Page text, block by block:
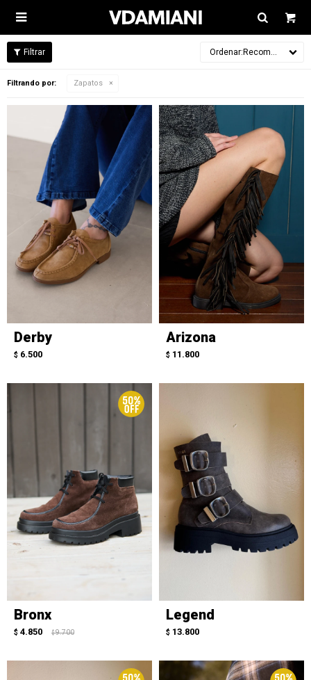

Recomendados
Filtrando por: Zapatos
Derby
$ 6.500
Arizona
$ 11.800
Bronx
$ 4.850 $ 9.700
Legend
$ 13.800